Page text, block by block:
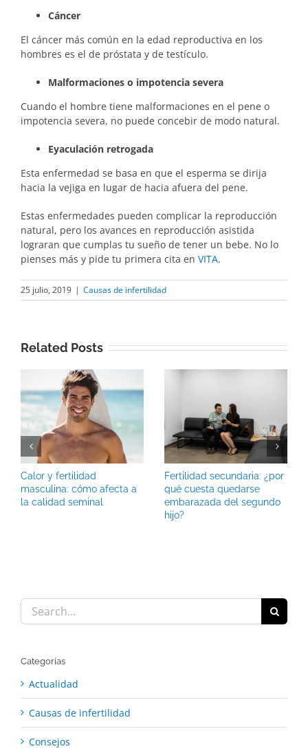
Cáncer
El cáncer más común en la edad reproductiva en los
hombres es el de próstata y de testículo.
Malformaciones o impotencia severa
Cuando el hombre tiene malformaciones en el pene o
impotencia severa, no puede concebir de modo natural.
Eyaculación retrogada
Esta enfermedad se basa en que el esperma se dirija
hacia la vejiga en lugar de hacia afuera del pene.
Estas enfermedades pueden complicar la reproducción
natural, pero los avances en reproducción asistida
lograran que cumplas tu sueño de tener un bebe. No lo
pienses más y pide tu primera cita en VITA.
25 julio, 2019 | Causas de infertilidad
Related Posts
Calor y fertilidad
masculina: cómo afecta a
la calidad seminal
Fertilidad secundaria: ¿por
qué cuesta quedarse
embarazada del segundo
hijo?
Search
for:
Categorías
Actualidad
Causas de infertilidad
Consejos